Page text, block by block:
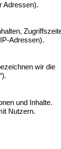
Adressen).
Adressen).
wir die
und Inhalte.
Nutzern.